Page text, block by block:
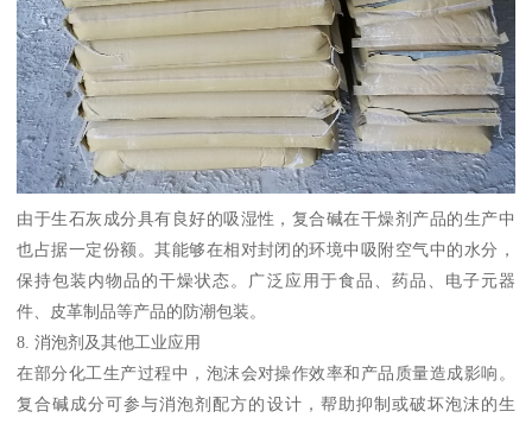
由于生石灰成分具有良好的吸湿性，复合碱在干燥剂产品的生产中
也占据一定份额。其能够在相对封闭的环境中吸附空气中的水分，
保持包装内物品的干燥状态。广泛应用于食品、药品、电子元器
件、皮革制品等产品的防潮包装。
8. 消泡剂及其他工业应用
在部分化工生产过程中，泡沫会对操作效率和产品质量造成影响。
复合碱成分可参与消泡剂配方的设计，帮助抑制或破坏泡沫的生